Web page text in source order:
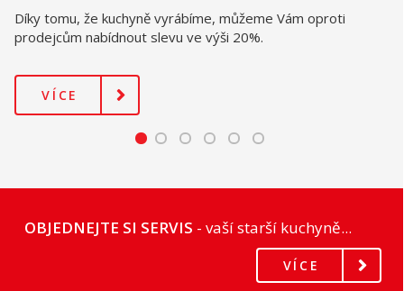
vyrábíme, můžeme Vám oproti
slevu ve výši 20%.
Plynulá práce a
OBJEDNEJTE SI SERVIS - vaší starší kuchyně...
VÍCE